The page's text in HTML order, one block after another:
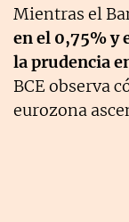
Mientras el
en el 0,75% y
la prudencia
BCEobserva
eurozona